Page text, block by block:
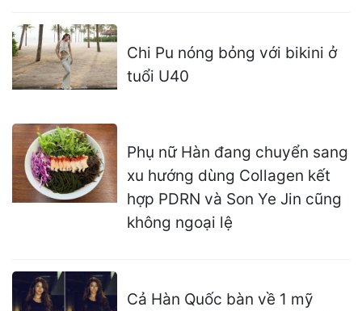
Chi Pu nóng bỏng với bikini ở
tuổi U40
Phụ nữ Hàn đang chuyển sang
xu hướng dùng Collagen kết
hợp PDRN và Son Ye Jin cũng
không ngoại lệ
Cả Hàn Quốc bàn về 1 mỹ